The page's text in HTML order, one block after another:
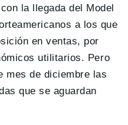
la llegada del Model
a los que
en ventas, por
utilitarios. Pero
mes de diciembre las
que se aguardan